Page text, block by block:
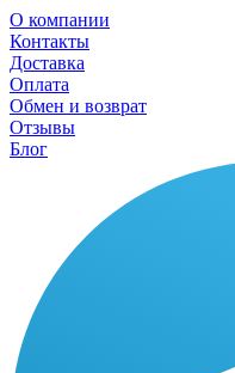
О компании
Контакты
Доставка
Оплата
Обмен и возврат
Отзывы
Блог